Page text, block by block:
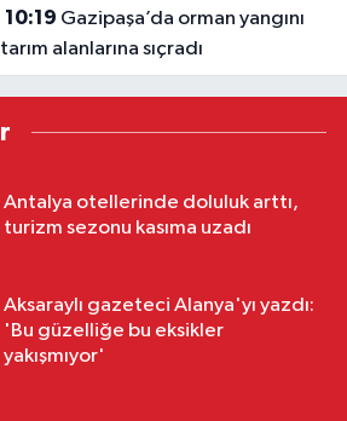
10:19
tarım alanlarına sıçradı
Antalya otellerinde doluluk arttı,
turizm sezonu kasıma uzadı
Aksaraylı gazeteci Alanya'yı yazdı:
'Bu güzelliğe bu eksikler
yakışmıyor'